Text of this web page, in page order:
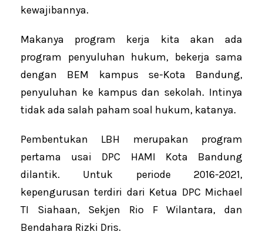
kewajibannya.
Makanya program kerja kita akan ada
program penyuluhan hukum, bekerja sama
dengan BEM kampus se-Kota Bandung,
penyuluhan ke kampus dan sekolah. Intinya
tidak ada salah paham soal hukum, katanya.
Pembentukan LBH merupakan program
pertama usai DPC HAMI Kota Bandung
dilantik. Untuk periode 2016-2021,
kepengurusan terdiri dari Ketua DPC Michael
TI Siahaan, Sekjen Rio F Wilantara, dan
Bendahara Rizki Dris.